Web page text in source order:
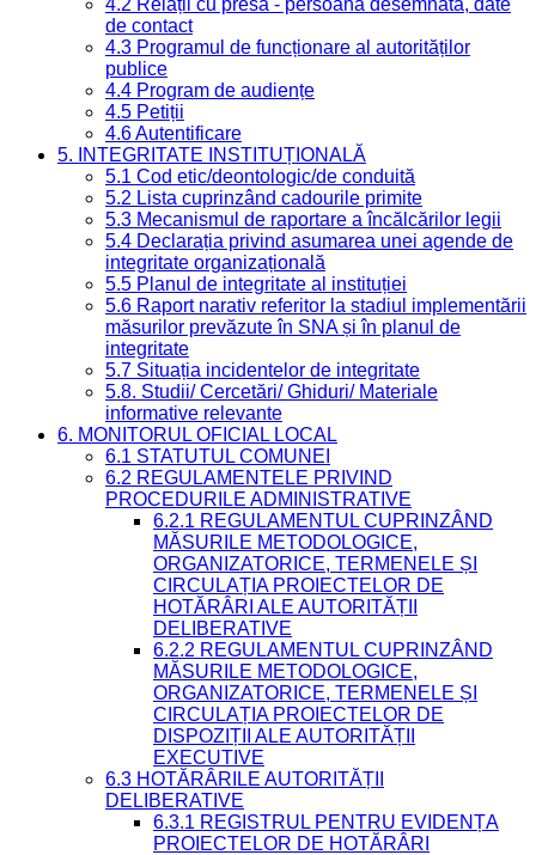
de contact
4.3 Programul de funcționare al autorităților
publice
4.4 Program de audiențe
4.5 Petiții
4.6 Autentificare
5. INTEGRITATE INSTITUȚIONALĂ
5.1 Cod etic/deontologic/de conduită
5.2 Lista cuprinzând cadourile primite
5.3 Mecanismul de raportare a încălcărilor legii
5.4 Declarația privind asumarea unei agende de
integritate organizațională
5.5 Planul de integritate al instituției
5.6 Raport narativ referitor la stadiul implementării
măsurilor prevăzute în SNA și în planul de
integritate
5.7 Situația incidentelor de integritate
5.8. Studii/ Cercetări/ Ghiduri/ Materiale
informative relevante
6. MONITORUL OFICIAL LOCAL
6.1 STATUTUL COMUNEI
6.2 REGULAMENTELE PRIVIND
PROCEDURILE ADMINISTRATIVE
6.2.1 REGULAMENTUL CUPRINZÂND
MĂSURILE METODOLOGICE,
ORGANIZATORICE, TERMENELE ȘI
CIRCULAȚIA PROIECTELOR DE
HOTĂRÂRI ALE AUTORITĂȚII
DELIBERATIVE
6.2.2 REGULAMENTUL CUPRINZÂND
MĂSURILE METODOLOGICE,
ORGANIZATORICE, TERMENELE ȘI
CIRCULAȚIA PROIECTELOR DE
DISPOZIȚII ALE AUTORITĂȚII
EXECUTIVE
6.3 HOTĂRÂRILE AUTORITĂȚII
DELIBERATIVE
6.3.1 REGISTRUL PENTRU EVIDENȚA
PROIECTELOR DE HOTĂRÂRI